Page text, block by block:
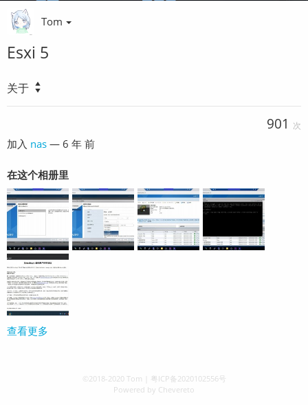
Tom
Esxi 5
关于
901 次
加入 nas — 6 年 前
在这个相册里
查看更多
©2018-2020 Tom
粤ICP备2020102556号
Powered by Chevereto